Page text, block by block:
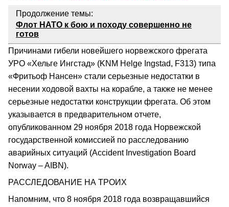
Продолжение темы:
Флот НАТО к бою и походу совершенно не
готов
Причинами гибели новейшего норвежского фрегата
УРО «Хельге Ингстад» (KNM Helge Ingstad, F313) типа
«Фритьоф Нансен» стали серьезные недостатки в
несении ходовой вахты на корабле, а также не менее
серьезные недостатки конструкции фрегата. Об этом
указывается в предварительном отчете,
опубликованном 29 ноября 2018 года Норвежской
государственной комиссией по расследованию
аварийных ситуаций (Accident Investigation Board
Norway – AIBN).
РАССЛЕДОВАНИЕ НА ТРОИХ
Напомним, что 8 ноября 2018 года возвращавшийся